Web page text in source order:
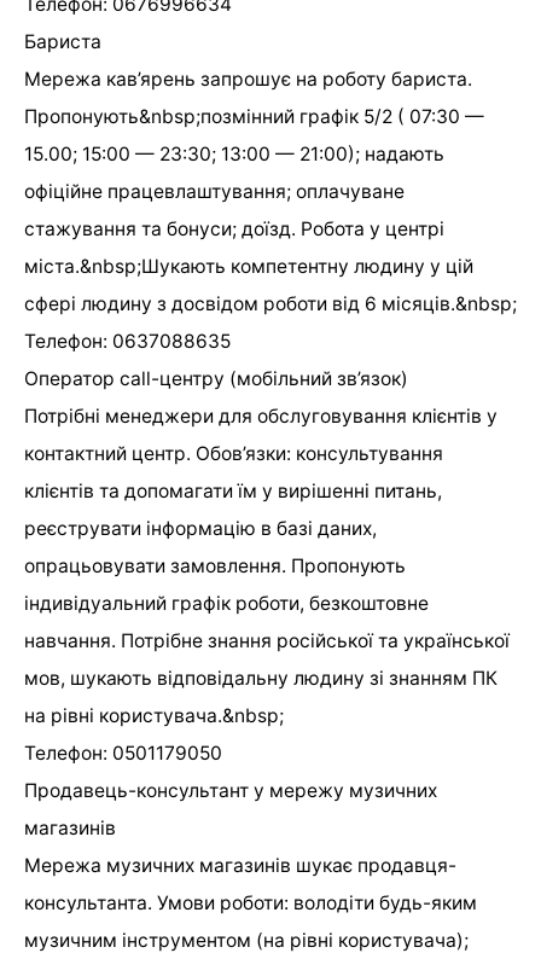
Бариста
Мережа кав’ярень запрошує на роботу бариста.
Пропонують&nbsp;позмінний графік 5/2 ( 07:30 —
15.00; 15:00 — 23:30; 13:00 — 21:00); надають
офіційне працевлаштування; оплачуване
стажування та бонуси; доїзд. Робота у центрі
міста.&nbsp;Шукають компетентну людину у цій
сфері людину з досвідом роботи від 6 місяців.&nbsp;
Телефон: 0637088635
Оператор call-центру (мобільний зв’язок)
Потрібні менеджери для обслуговування клієнтів у
контактний центр. Обов’язки: консультування
клієнтів та допомагати їм у вирішенні питань,
реєструвати інформацію в базі даних,
опрацьовувати замовлення. Пропонують
індивідуальний графік роботи, безкоштовне
навчання. Потрібне знання російської та української
мов, шукають відповідальну людину зі знанням ПК
на рівні користувача.&nbsp;
Телефон: 0501179050
Продавець-консультант у мережу музичних
магазинів
Мережа музичних магазинів шукає продавця-
консультанта. Умови роботи: володіти будь-яким
музичним інструментом (на рівні користувача);